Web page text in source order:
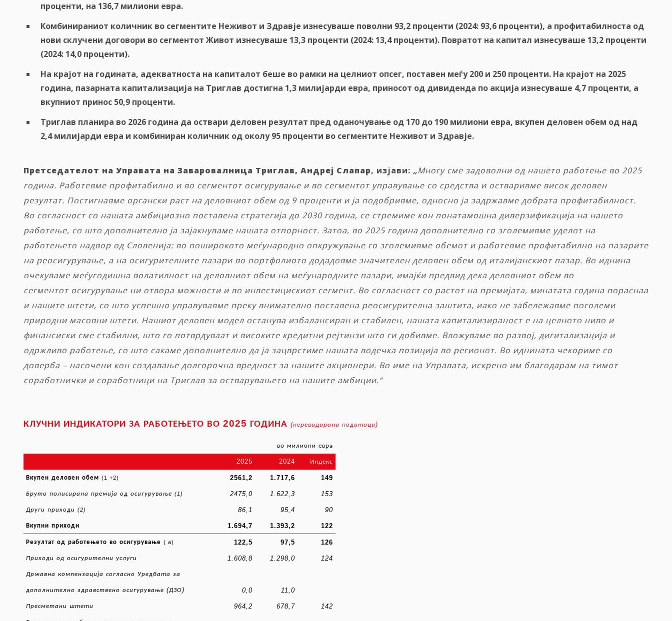
проценти, на 136,7 милиони евра.
Комбинираниот количник во сегментите Неживот и Здравје изнесуваше поволни 93,2 проценти (2024: 93,6 проценти), а профитабилноста од
нови склучени договори во сегментот Живот изнесуваше 13,3 проценти (2024: 13,4проценти). Повратот на капитал изнесуваше 13,2 проценти
(2024: 14,0 проценти).
На крајот на годината, адекватноста на капиталот беше во рамки на целниот опсег, поставен меѓу 200 и 250 проценти. На крајот на 2025
година, пазарната капитализација на Триглав достигна 1,3 милијарди евра, приносот од дивиденда по акција изнесуваше 4,7 проценти, а
вкупниот принос 50,9 проценти.
Триглав планира во 2026 година да оствари деловен резултат пред оданочување од 170 до 190 милиони евра, вкупен деловен обем од над
2,4милијарди евра и комбиниран количник од околу95 проценти во сегментите Неживот и Здравје.
Претседателот на Управата на Заваровалница Триглав, Андреј Слапар, изјави: „Многу сме задоволни од нашето работење во 2025
година. Работевме профитабилно и во сегментот осигурување и во сегментот управување со средства и остваривме висок деловен
резултат. Постигнавме органски раст на деловниот обем од 9 проценти и ја подобривме, односно ја задржавме добрата профитабилност.
Во согласност со нашата амбициозно поставена стратегија до 2030 година, се стремиме кон понатамошна диверзификација на нашето
работење, со што дополнително ја зајакнуваме нашата отпорност. Затоа, во 2025 година дополнително го зголемивме уделот на
работењето надвор од Словенија: во поширокото меѓународно опкружување го зголемивме обемот и работевме профитабилно на пазарите
на реосигурување, а на осигурителните пазари во портфолиото додадовме значителен деловен обем од италијанскиот пазар. Во иднина
очекуваме меѓугодишна волатилност на деловниот обем на меѓународните пазари, имајќи предвид дека деловниот обем во
сегментот осигурување ни отвора можности и во инвестицискиот сегмент. Во согласност со растот на премијата, минатата година пораснаа
и нашите штети, со што успешно управувавме преку внимателно поставена реосигурителна заштита, иако не забележавме поголеми
природни масовни штети. Нашиот деловен модел останува избалансиран и стабилен, нашата капитализираност е на целното ниво и
финансиски сме стабилни, што го потврдуваат и високите кредитни рејтинзи што ги добивме. Вложуваме во развој, дигитализација и
одржливо работење, со што сакаме дополнително да ја зацврстиме нашата водечка позиција во регионот. Во иднината чекориме со
доверба – насочени кон создавање долгорочна вредност за нашите акционери. Во име на Управата, искрено им благодарам на тимот
соработнички и соработници на Триглав за остварувањето на нашите амбиции.“
КЛУЧНИ ИНДИКАТОРИ ЗА РАБОТЕЊЕТО ВО 2025 ГОДИНА (неревидирани податоци)
во милиони евра
2025 2024 Индекс
Вкупен деловен обем (1 +2) 2561,2 1.717,6 149
Бруто полисирана премија од осигурување (1) 2475,0 1.622,3 153
Други приходи (2) 86,1 95,4 90
Вкупни приходи 1.694,7 1.393,2 122
Резултат од работењето во осигурување ( a) 122,5 97,5 126
Приходи од осигурителни услуги 1.608,8 1.298,0 124
Државна компензација согласно Уредбата за
дополнително здравствено осигурување (ДЗО) 0,0 11,0
Пресметани штети 964,2 678,7 142